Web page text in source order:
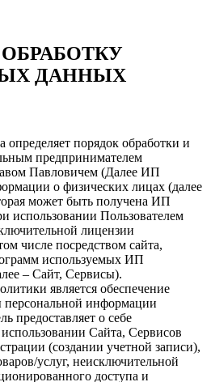
ДАННЫХ
порядок обработки и
предпринимателем
Павловичем (Далее ИП
о физических лицах (далее
может быть получена ИП
Пользователем
лицензии
числе посредством сайта,
используемых ИП
– Сайт, Сервисы).
является обеспечение
информации
предоставляет о себе
Сайта, Сервисов
(создании учетной записи),
услуг, неисключительной
доступа и